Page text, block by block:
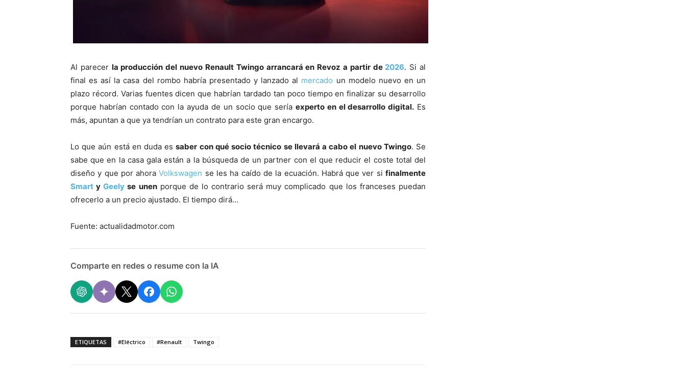
Al parecer la producción del nuevo Renault Twingo arrancará en Revoz a partir de 2026. Si al
final es así la casa del rombo habría presentado y lanzado al mercado un modelo nuevo en un
plazo récord. Varias fuentes dicen que habrían tardado tan poco tiempo en finalizar su desarrollo
porque habrían contado con la ayuda de un socio que sería experto en el desarrollo digital. Es
más, apuntan a que ya tendrían un contrato para este gran encargo.
Lo que aún está en duda essaber con qué socio técnico se llevará a cabo el nuevo Twingo. Se
sabe que en la casa gala están a la búsqueda de un partner con el que reducir el coste total del
diseño y que por ahoraVolkswagen se les ha caído de la ecuación. Habrá que ver sifinalmente
Smart yGeely se unenporque de lo contrario será muy complicado que los franceses puedan
ofrecerlo a un precio ajustado. El tiempo dirá…
Fuente: actualidadmotor.com
Comparte en redes o resume con la IA
ETIQUETAS #Eléctrico #Renault Twingo